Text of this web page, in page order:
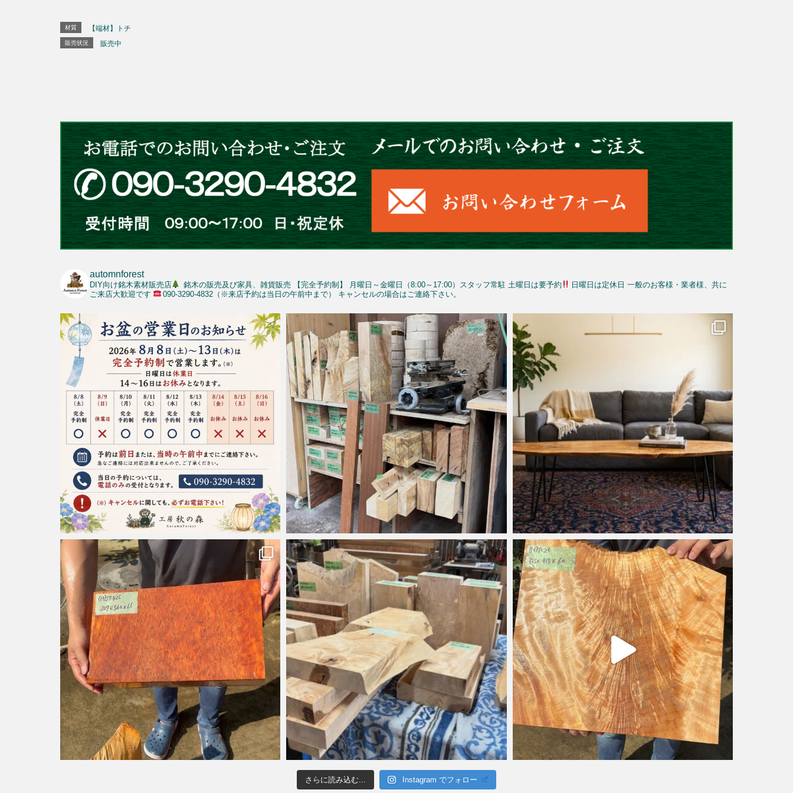
材質 【端材】トチ
販売状況 販売中
automnforest
DIY向け銘木素材販売店 銘木の販売及び家具、雑貨販売 【完全予約制】 月曜日～金曜日（8:00～17:00）スタッフ常駐 土曜日は要予約 日曜日は定休日 一般のお客様・業者様、共に
ご来店大歓迎です
090-3290-4832（※来店予約は当日の午前中まで） キャンセルの場合はご連絡下さい。
さらに読み込む... Instagram でフォロー